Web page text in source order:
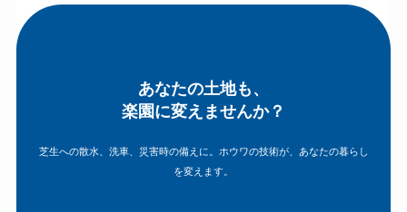
あなたの土地も、
楽園に変えませんか？
芝生への散水、洗車、災害時の備えに。ホウワの技術が、あなたの暮らし
を変えます。